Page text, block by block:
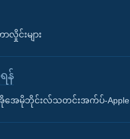
လှိုင်းများ
န်
အေမိုဘိုင်းလ်သတင်းအက်ပ်-Apple